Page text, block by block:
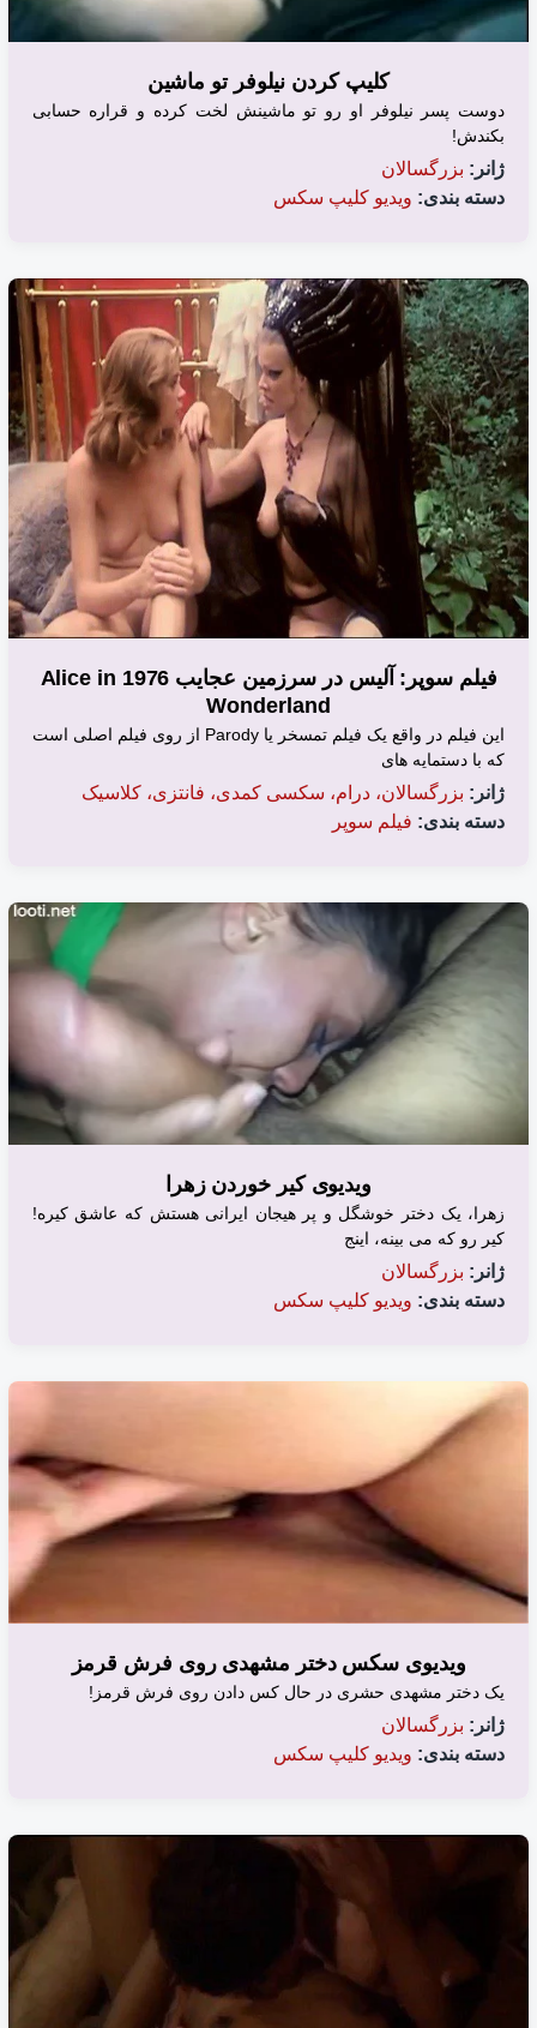
کلیپ کردن نیلوفر تو ماشین
دوست پسر نیلوفر او رو تو ماشینش لخت کرده و قراره حسابی
بکندش!
ژانر: بزرگسالان
دسته بندی: ویدیو کلیپ سکس
فیلم سوپر: آلیس در سرزمین عجایب 1976 Alice in
Wonderland
این فیلم در واقع یک فیلم تمسخر یا Parody از روی فیلم اصلی است
که با دستمایه های
ژانر: بزرگسالان، درام، سکسی کمدی، فانتزی، کلاسیک
دسته بندی: فیلم سوپر
ویدیوی کیر خوردن زهرا
زهرا، یک دختر خوشگل و پر هیجان ایرانی هستش که عاشق کیره!
کیر رو که می بینه، اینج
ژانر: بزرگسالان
دسته بندی: ویدیو کلیپ سکس
ویدیوی سکس دختر مشهدی روی فرش قرمز
یک دختر مشهدی حشری در حال کس دادن روی فرش قرمز!
ژانر: بزرگسالان
دسته بندی: ویدیو کلیپ سکس